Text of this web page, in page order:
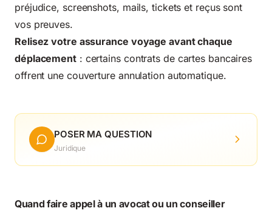
préjudice, screenshots, mails, tickets et reçus sont
vos preuves.
Relisez votre assurance voyage avant chaque
déplacement: certains contrats de cartes bancaires
offrent une couverture annulation automatique.
POSER MA QUESTION
Juridique
Quand faire appel à un avocat ou un conseiller